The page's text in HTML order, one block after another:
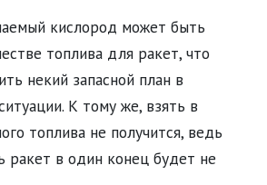
кислород может быть
топлива для ракет, что
некий запасной план в
К тому же, взять в
топлива не получится, ведь
ракет в один конец будет не